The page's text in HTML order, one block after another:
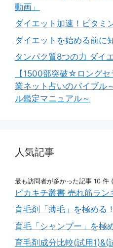
動画」
ダイエット加速！ビタミ
ダイエットを始める前に
タンパク質8つの力 ダイ
【1500部突破☆ロング
業ネット占いのバイブル
ル鑑定マニュアル～
人気記事
最も訪問者が多かった記事 10 件
ピカキチ叢書 売れ筋ラン
育毛剤「薄毛」を極める！
育毛「シャンプー」を極
育毛剤成分比較(試用1)&(